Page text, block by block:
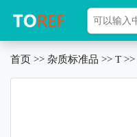
首页 >> 杂质标准品 >> T >>